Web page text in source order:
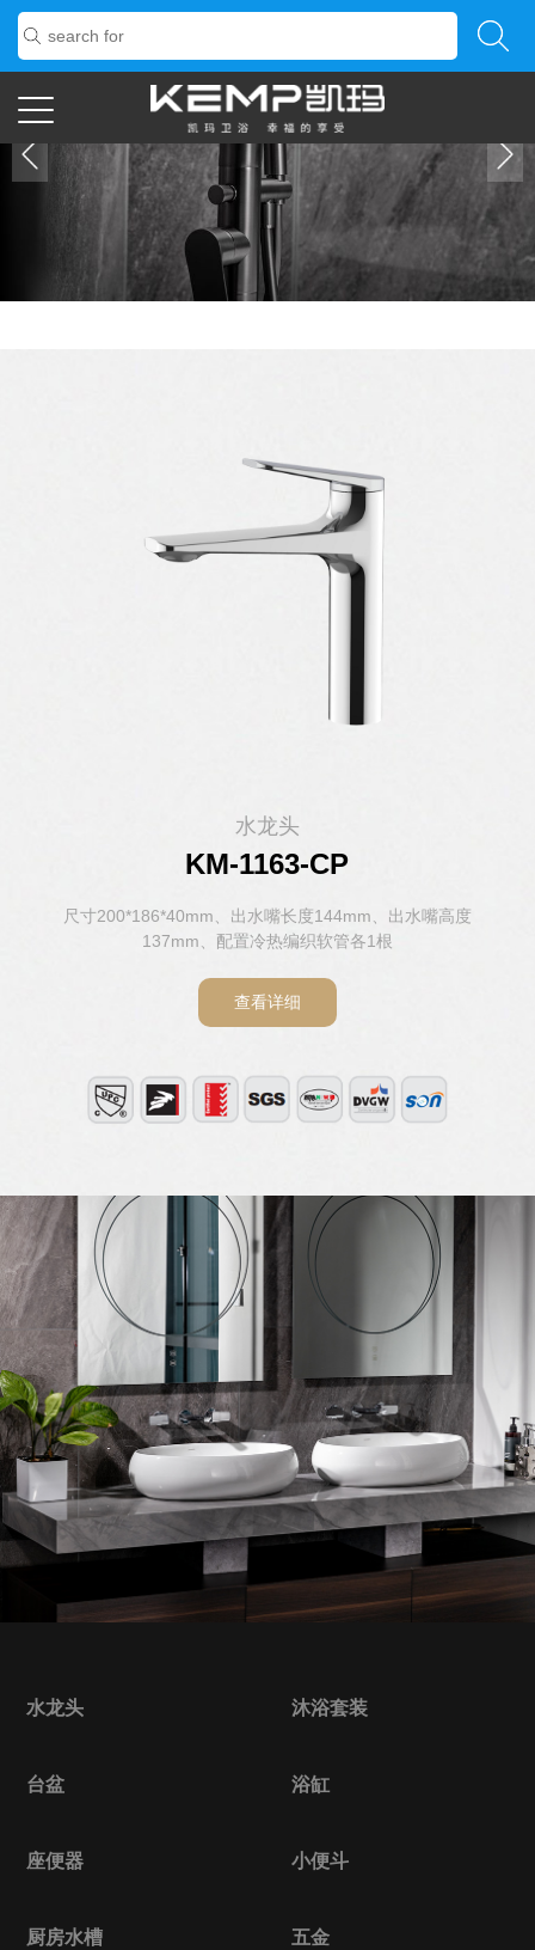
水龙头
KM-1163-CP
尺寸200*186*40mm、出水嘴长度144mm、出水嘴高度
137mm、配置冷热编织软管各1根
查看详细
水龙头
KM-1103-CP
尺寸161*156*50mm、出水嘴长度110mm、出水嘴高度
100mm、配置冷热编织软管各1根
查看详细
水龙头
KM-1104-CP
尺寸148*157*52mm、出水嘴长度112mm、出水嘴高度98mm、
配置冷热编织软管各1根
查看详细
水龙头
KM-1143-CP
尺寸165*159*49mm、出水嘴长度122mm、出水嘴高度
106mm、配置冷热编织软管各1根
查看详细
水龙头
KM-1146H-CP
尺寸242*192*44mm、出水嘴长度160mm、出水嘴高度
119mm、配置冷热编织软管各1根
查看详细
水龙头
KM-8807
尺寸 140*188*54.5mm、出水嘴长度142mm、出水嘴高度
120mm、配置 冷热编织软管各1根，感应阀1套
查看详细
水龙头 沐浴套装
台盆 浴缸
座便器 小便斗
厨房水槽 五金